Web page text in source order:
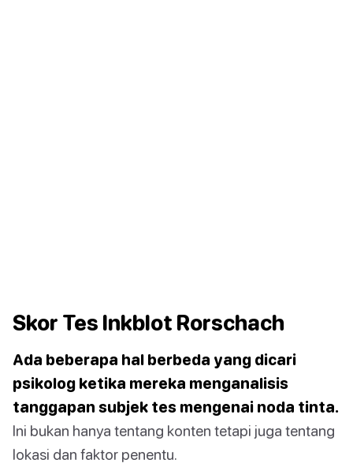
Skor Tes Inkblot Rorschach
Ada beberapa hal berbeda yang dicari
psikolog ketika mereka menganalisis
tanggapan subjek tes mengenai noda tinta.
Ini bukan hanya tentang konten tetapi juga tentang
lokasi dan faktor penentu.